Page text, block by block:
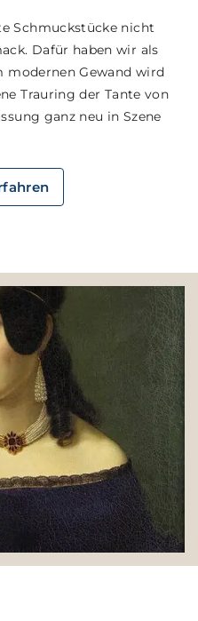
Schmuckstücke nicht
Dafür haben wir als
modernen Gewand wird
Trauring der Tante von
ganz neu in Szene